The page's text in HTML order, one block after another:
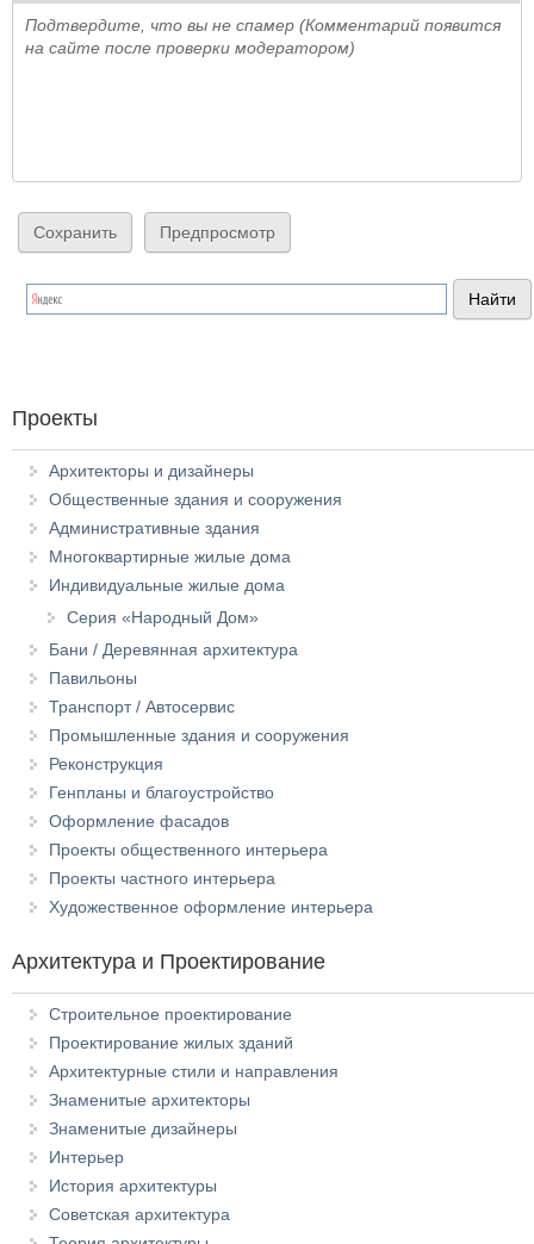
Подтвердите, что вы не спамер (Комментарий появится
на сайте после проверки модератором)
Проекты
Архитекторы и дизайнеры
Общественные здания и сооружения
Административные здания
Многоквартирные жилые дома
Индивидуальные жилые дома
Серия «Народный Дом»
Бани / Деревянная архитектура
Павильоны
Транспорт / Автосервис
Промышленные здания и сооружения
Реконструкция
Генпланы и благоустройство
Оформление фасадов
Проекты общественного интерьера
Проекты частного интерьера
Художественное оформление интерьера
Архитектура и Проектирование
Строительное проектирование
Проектирование жилых зданий
Архитектурные стили и направления
Знаменитые архитекторы
Знаменитые дизайнеры
Интерьер
История архитектуры
Советская архитектура